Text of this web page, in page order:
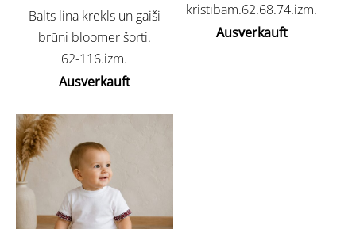
Balts lina krekls un gaiši
brūni bloomer šorti.
62-116.izm.
Ausverkauft
kristībām.62.68.74.izm.
Ausverkauft